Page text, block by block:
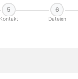
5
Kontakt
6
Dateien